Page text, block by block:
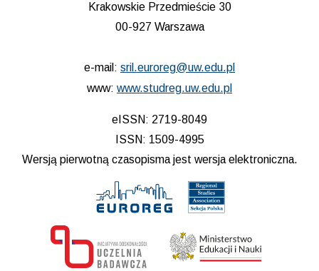
Krakowskie Przedmieście 30
00-927 Warszawa
e-mail: sril.euroreg@uw.edu.pl
www: www.studreg.uw.edu.pl
eISSN: 2719-8049
ISSN: 1509-4995
Wersją pierwotną czasopisma jest wersja elektroniczna.